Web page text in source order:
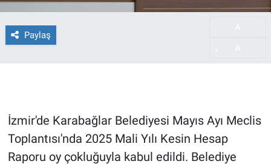
Paylaş
İzmir'de Karabağlar Belediyesi Mayıs Ayı Meclis
Toplantısı'nda 2025 Mali Yılı Kesin Hesap
Raporu oy çokluğuyla kabul edildi. Belediye